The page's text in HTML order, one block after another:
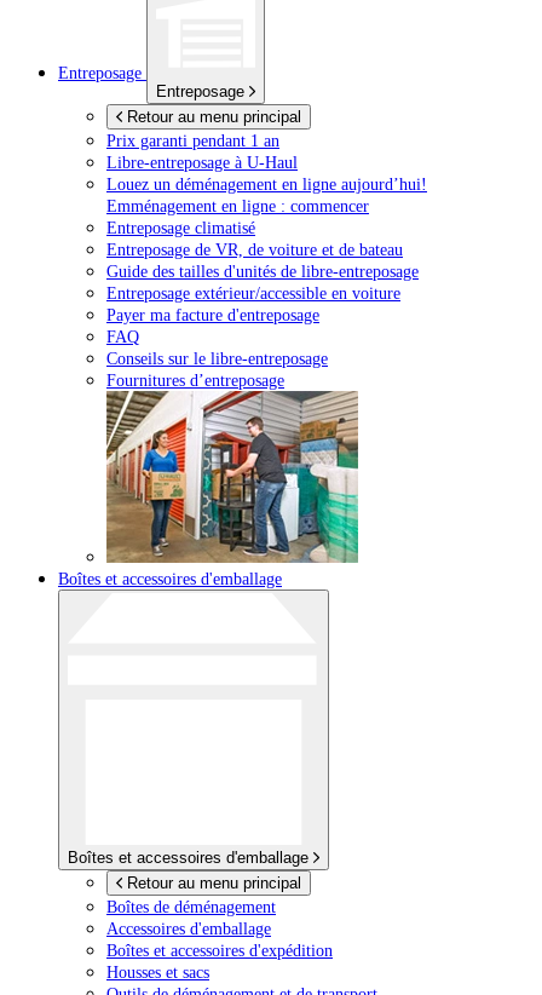
Entreposage
Entreposage
Retour au menu principal
Prix garanti pendant 1 an
Libre-entreposage à U-Haul
Louez un déménagement en ligne aujourd’hui!
Emménagement en ligne : commencer
Entreposage climatisé
Entreposage de VR, de voiture et de bateau
Guide des tailles d'unités de libre-entreposage
Entreposage extérieur/accessible en voiture
Payer ma facture d'entreposage
FAQ
Conseils sur le libre-entreposage
Fournitures d’entreposage
Boîtes et accessoires d'emballage
Boîtes et accessoires d'emballage
Retour au menu principal
Boîtes de déménagement
Accessoires d'emballage
Boîtes et accessoires d'expédition
Housses et sacs